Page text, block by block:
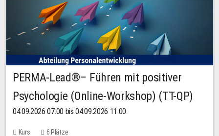
PERMA-Lead®– Führen mit positiver
Psychologie (Online-Workshop) (TT-QP)
04.09.2026 07:00 bis 04.09.2026 11:00
Kurs 6 Plätze